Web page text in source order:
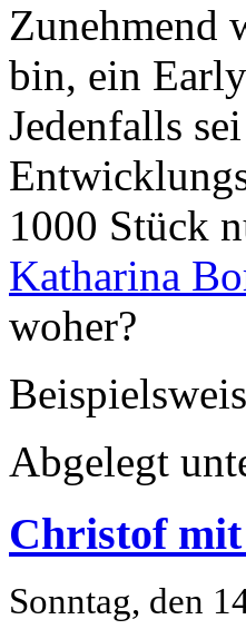
Zunehmend
bin, ein
Jedenfalls
1000 Stück
Katharina
woher?
Abgelegt
Christof mit
Sonntag, den